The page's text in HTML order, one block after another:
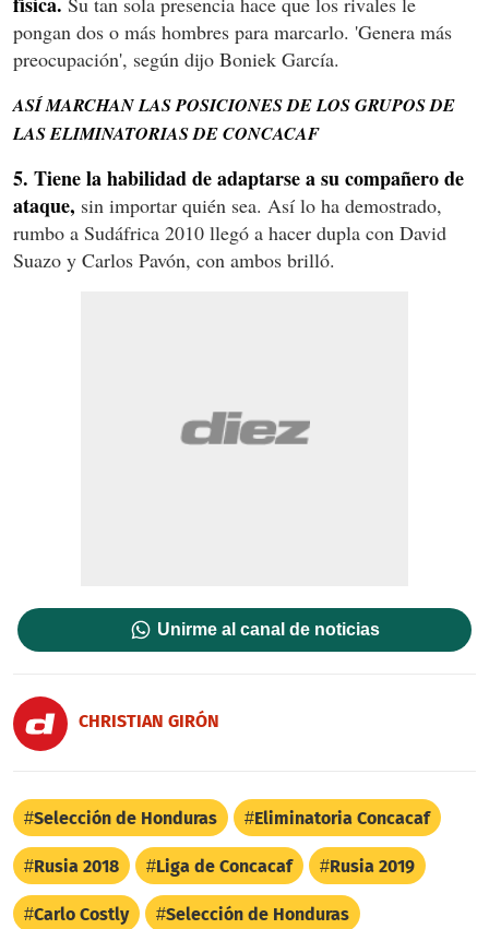
pongan dos o más hombres para marcarlo. 'Genera más
preocupación', según dijo Boniek García.
ASÍ MARCHAN LAS POSICIONES DE LOS GRUPOS DE
LAS ELIMINATORIAS DE CONCACAF
5. Tiene la habilidad de adaptarse a su compañero de
ataque, sin importar quién sea. Así lo ha demostrado,
rumbo a Sudáfrica 2010 llegó a hacer dupla con David
Suazo y Carlos Pavón, con ambos brilló.
Unirme al canal de noticias
CHRISTIAN GIRÓN
Selección de Honduras Eliminatoria Concacaf
Rusia 2018 Liga de Concacaf Rusia 2019
Carlo Costly Selección de Honduras